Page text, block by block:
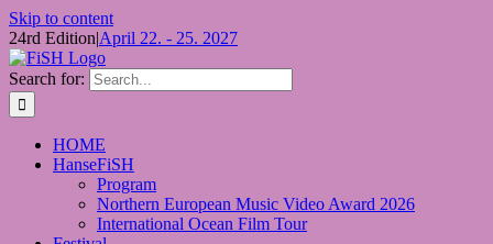
Skip to content
24rd Edition|April 22. - 25. 2027
Search for:
HOME
HanseFiSH
Program
Northern European Music Video Award 2026
International Ocean Film Tour